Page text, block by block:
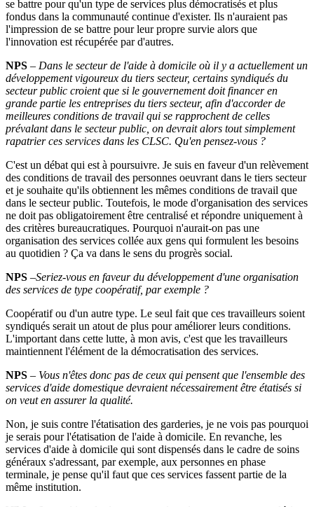
se battre pour qu'un type de services plus démocratisés et plus
fondus dans la communauté continue d'exister. Ils n'auraient pas
l'impression de se battre pour leur propre survie alors que
l'innovation est récupérée par d'autres.
NPS – Dans le secteur de l'aide à domicile où il y a actuellement un
développement vigoureux du tiers secteur, certains syndiqués du
secteur public croient que si le gouvernement doit financer en
grande partie les entreprises du tiers secteur, afin d'accorder de
meilleures conditions de travail qui se rapprochent de celles
prévalant dans le secteur public, on devrait alors tout simplement
rapatrier ces services dans les CLSC. Qu'en pensez-vous ?
C'est un débat qui est à poursuivre. Je suis en faveur d'un relèvement
des conditions de travail des personnes oeuvrant dans le tiers secteur
et je souhaite qu'ils obtiennent les mêmes conditions de travail que
dans le secteur public. Toutefois, le mode d'organisation des services
ne doit pas obligatoirement être centralisé et répondre uniquement à
des critères bureaucratiques. Pourquoi n'aurait-on pas une
organisation des services collée aux gens qui formulent les besoins
au quotidien ? Ça va dans le sens du progrès social.
NPS –Seriez-vous en faveur du développement d'une organisation
des services de type coopératif, par exemple ?
Coopératif ou d'un autre type. Le seul fait que ces travailleurs soient
syndiqués serait un atout de plus pour améliorer leurs conditions.
L'important dans cette lutte, à mon avis, c'est que les travailleurs
maintiennent l'élément de la démocratisation des services.
NPS – Vous n'êtes donc pas de ceux qui pensent que l'ensemble des
services d'aide domestique devraient nécessairement être étatisés si
on veut en assurer la qualité.
Non, je suis contre l'étatisation des garderies, je ne vois pas pourquoi
je serais pour l'étatisation de l'aide à domicile. En revanche, les
services d'aide à domicile qui sont dispensés dans le cadre de soins
généraux s'adressant, par exemple, aux personnes en phase
terminale, je pense qu'il faut que ces services fassent partie de la
même institution.